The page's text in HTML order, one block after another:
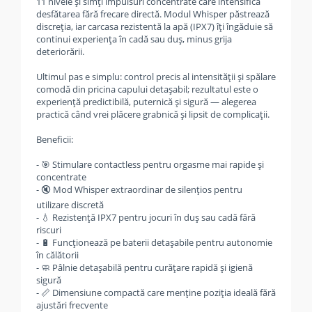
desfătarea fără frecare directă. Modul Whisper păstrează
discreția, iar carcasa rezistentă la apă (IPX7) îți îngăduie să
continui experiența în cadă sau duș, minus grija
deteriorării.
Ultimul pas e simplu: control precis al intensității și spălare
comodă din pricina capului detașabil; rezultatul este o
experiență predictibilă, puternică și sigură — alegerea
practică când vrei plăcere grabnică și lipsit de complicații.
Beneficii:
- 🎯 Stimulare contactless pentru orgasme mai rapide și
concentrate
- 🔇 Mod Whisper extraordinar de silențios pentru
utilizare discretă
- 💧 Rezistență IPX7 pentru jocuri în duș sau cadă fără
riscuri
- 🔋 Funcționează pe baterii detașabile pentru autonomie
în călătorii
- 🧼 Pâlnie detașabilă pentru curățare rapidă și igienă
sigură
- 📏 Dimensiune compactă care menține poziția ideală fără
ajustări frecvente